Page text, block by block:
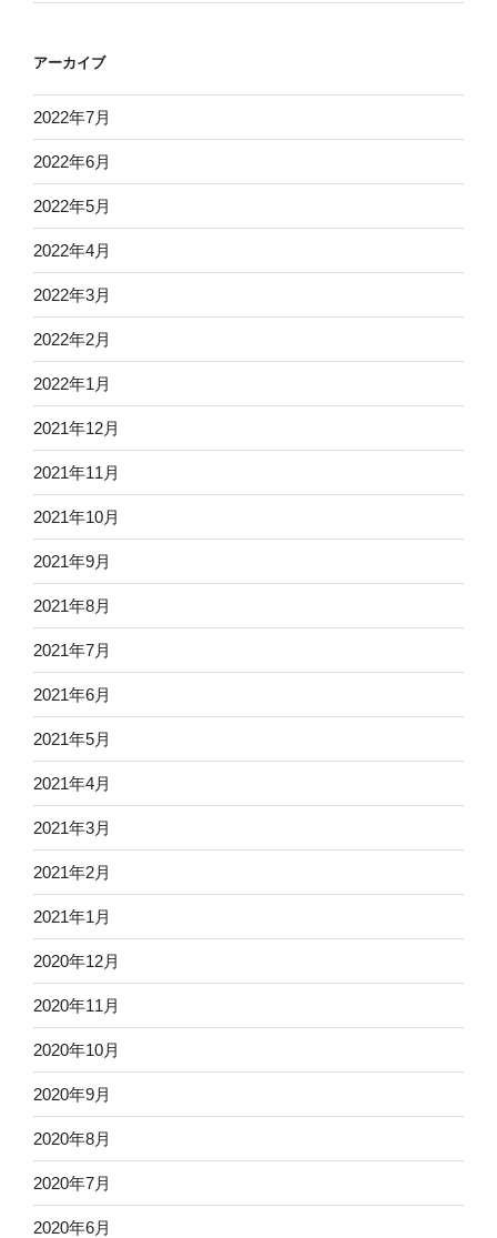
アーカイブ
2022年7月
2022年6月
2022年5月
2022年4月
2022年3月
2022年2月
2022年1月
2021年12月
2021年11月
2021年10月
2021年9月
2021年8月
2021年7月
2021年6月
2021年5月
2021年4月
2021年3月
2021年2月
2021年1月
2020年12月
2020年11月
2020年10月
2020年9月
2020年8月
2020年7月
2020年6月